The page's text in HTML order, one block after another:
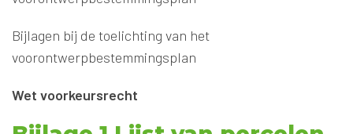
Bijlagen bij de toelichting van het
voorontwerpbestemmingsplan
Wet voorkeursrecht